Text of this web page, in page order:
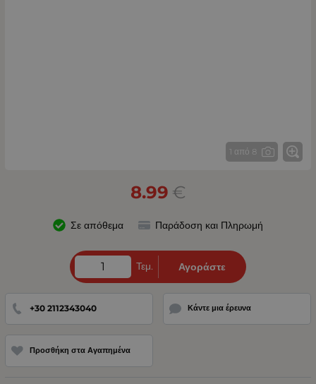
1 από 8
8.99 €
Σε απόθεμα Παράδοση και Πληρωμή
Τεμ. Αγοράστε
+30 2112343040 Κάντε μια έρευνα
Προσθήκη στα Αγαπημένα